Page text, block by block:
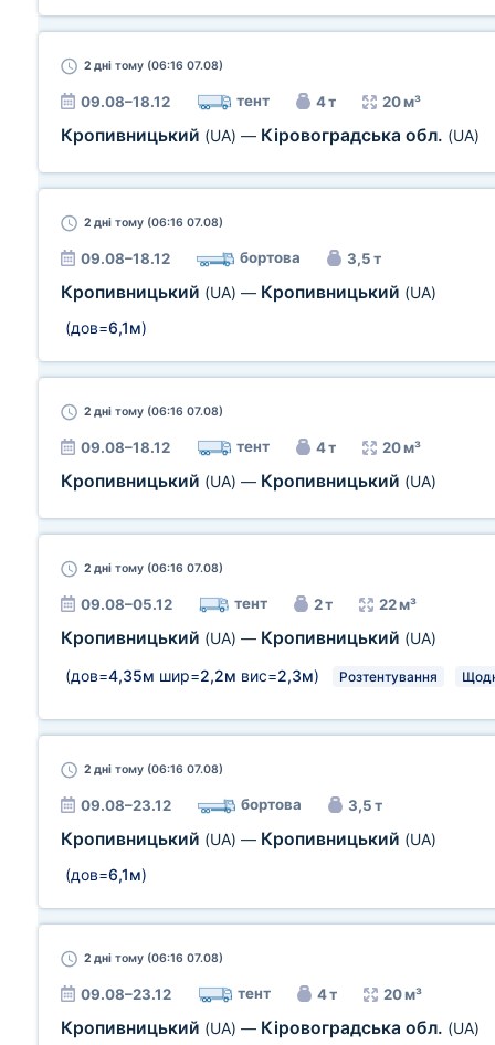
2 дні тому (06:16 07.08)
09.08–18.12 тент 4 т 20 м³
Кропивницький (UA) — Кіровоградська обл. (UA)
2 дні тому (06:16 07.08)
09.08–18.12 бортова 3,5 т
Кропивницький (UA) — Кропивницький (UA)
(дов=6,1м)
2 дні тому (06:16 07.08)
09.08–18.12 тент 4 т 20 м³
Кропивницький (UA) — Кропивницький (UA)
2 дні тому (06:16 07.08)
09.08–05.12 тент 2 т 22 м³
Кропивницький (UA) — Кропивницький (UA)
(дов=4,35м шир=2,2м вис=2,3м) Розтентування
2 дні тому (06:16 07.08)
09.08–23.12 бортова 3,5 т
Кропивницький (UA) — Кропивницький (UA)
(дов=6,1м)
2 дні тому (06:16 07.08)
09.08–23.12 тент 4 т 20 м³
Кропивницький (UA) — Кіровоградська обл. (UA)